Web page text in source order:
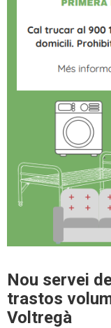
Nou servei
trastos
Voltregà